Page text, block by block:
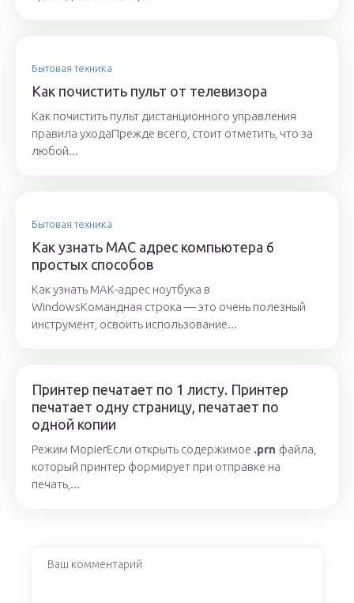
Бытовая техника
Как почистить пульт от телевизора
Как почистить пульт дистанционного управления
правила уходаПрежде всего, стоит отметить, что за
любой...
Бытовая техника
Как узнать MAC адрес компьютера 6
простых способов
Как узнать МАК-адрес ноутбука в
WindowsКомандная строка — это очень полезный
инструмент, освоить использование...
Принтер печатает по 1 листу. Принтер
печатает одну страницу, печатает по
одной копии
Режим MopierЕсли открыть содержимое .prn файла,
который принтер формирует при отправке на
печать,...